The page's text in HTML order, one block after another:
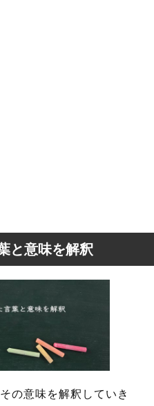
と意味を解釈
の意味を解釈していき